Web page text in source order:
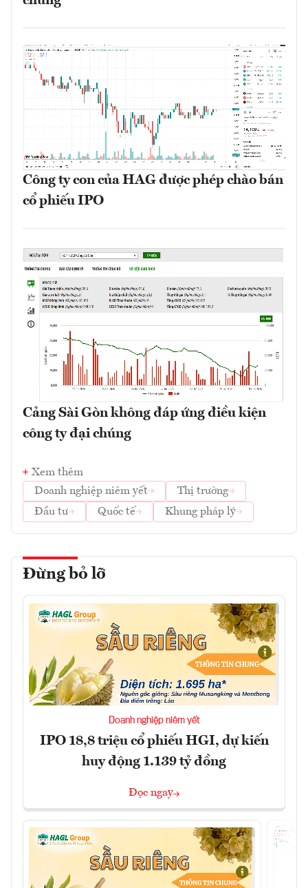
Công ty con của HAG được phép chào bán
cổ phiếu IPO
Cảng Sài Gòn không đáp ứng điều kiện
công ty đại chúng
Xem thêm
Doanh nghiệp niêm yết
Thị trường
Đầu tư
Quốc tế Khung pháp lý
Đừng bỏ lỡ
Doanh nghiệp niêm yết
IPO 18,8 triệu cổ phiếu HGI, dự kiến
huy động 1.139 tỷ đồng
Đọc ngay